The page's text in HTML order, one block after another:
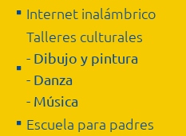
Internet inalámbrico
Talleres culturales
- Dibujo y pintura
- Danza
- Música
Escuela para padres